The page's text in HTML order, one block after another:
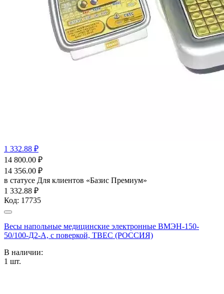
1 332.88 ₽
14 800.00 ₽
14 356.00 ₽
в статусе Для клиентов «Базис Премиум»
1 332.88 ₽
Код: 17735
Весы напольные медицинские электронные ВМЭН-150-
50/100-Д2-А, с поверкой, ТВЕС (РОССИЯ)
В наличии:
1 шт.